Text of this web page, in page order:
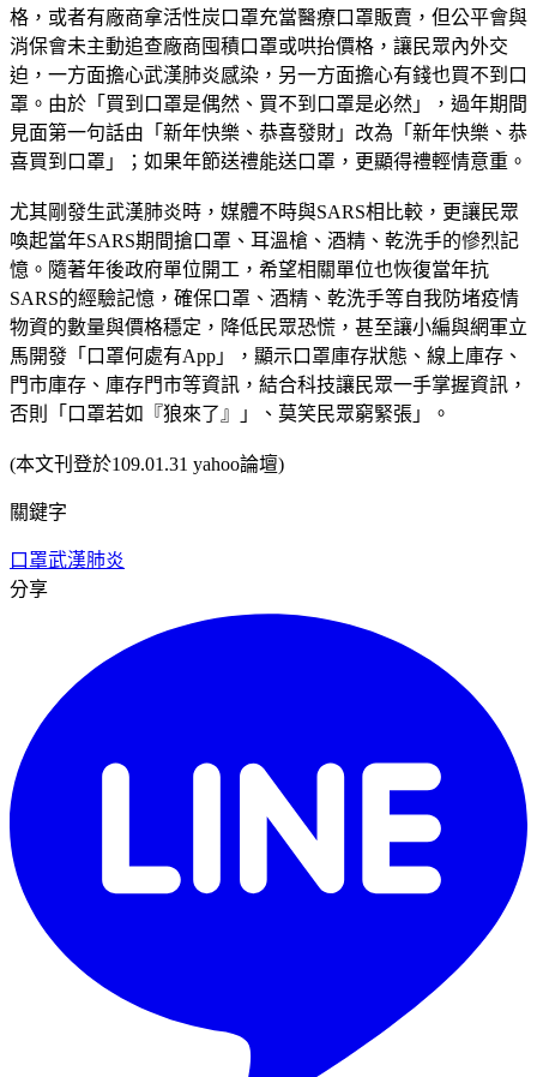
格，或者有廠商拿活性炭口罩充當醫療口罩販賣，但公平會與
消保會未主動追查廠商囤積口罩或哄抬價格，讓民眾內外交
迫，一方面擔心武漢肺炎感染，另一方面擔心有錢也買不到口
罩。由於「買到口罩是偶然、買不到口罩是必然」，過年期間
見面第一句話由「新年快樂、恭喜發財」改為「新年快樂、恭
喜買到口罩」；如果年節送禮能送口罩，更顯得禮輕情意重。
尤其剛發生武漢肺炎時，媒體不時與SARS相比較，更讓民眾
喚起當年SARS期間搶口罩、耳溫槍、酒精、乾洗手的慘烈記
憶。隨著年後政府單位開工，希望相關單位也恢復當年抗
SARS的經驗記憶，確保口罩、酒精、乾洗手等自我防堵疫情
物資的數量與價格穩定，降低民眾恐慌，甚至讓小編與網軍立
馬開發「口罩何處有App」，顯示口罩庫存狀態、線上庫存、
門市庫存、庫存門市等資訊，結合科技讓民眾一手掌握資訊，
否則「口罩若如『狼來了』」、莫笑民眾窮緊張」。
(本文刊登於109.01.31 yahoo論壇)
關鍵字
口罩武漢肺炎
分享